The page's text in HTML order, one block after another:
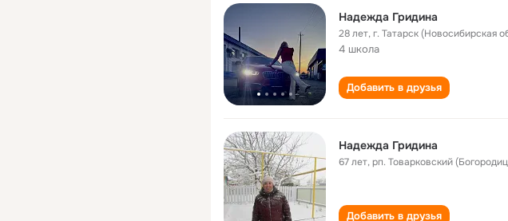
Надежда Гридина
28 лет,г. Татарск (Новосибирская
4 школа
Добавить в друзья
Надежда Гридина
67 лет,рп. Товарковский
Добавить в друзья